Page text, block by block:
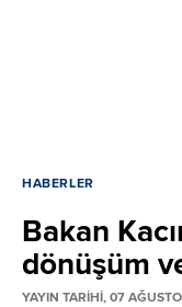
HABERLER
Bakan
dönüşüm
YAYIN TARİHİ, 07